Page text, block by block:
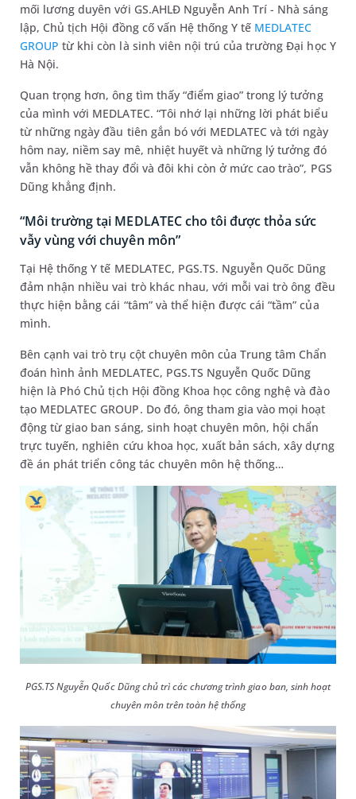
mối lương duyên với GS.AHLĐ Nguyễn Anh Trí - Nhà sáng
lập, Chủ tịch Hội đồng cố vấn Hệ thống Y tế MEDLATEC
GROUP từ khi còn là sinh viên nội trú của trường Đại học Y
Hà Nội.
Quan trọng hơn, ông tìm thấy “điểm giao” trong lý tưởng
của mình với MEDLATEC. “Tôi nhớ lại những lời phát biểu
từ những ngày đầu tiên gắn bó với MEDLATEC và tới ngày
hôm nay, niềm say mê, nhiệt huyết và những lý tưởng đó
vẫn không hề thay đổi và đôi khi còn ở mức cao trào”, PGS
Dũng khẳng định.
“Môi trường tại MEDLATEC cho tôi được thỏa sức
vẫy vùng với chuyên môn”
Tại Hệ thống Y tế MEDLATEC, PGS.TS. Nguyễn Quốc Dũng
đảm nhận nhiều vai trò khác nhau, với mỗi vai trò ông đều
thực hiện bằng cái “tâm” và thể hiện được cái “tầm” của
mình.
Bên cạnh vai trò trụ cột chuyên môn của Trung tâm Chẩn
đoán hình ảnh MEDLATEC, PGS.TS Nguyễn Quốc Dũng
hiện là Phó Chủ tịch Hội đồng Khoa học công nghệ và đào
tạo MEDLATEC GROUP. Do đó, ông tham gia vào mọi hoạt
động từ giao ban sáng, sinh hoạt chuyên môn, hội chẩn
trực tuyến, nghiên cứu khoa học, xuất bản sách, xây dựng
đề án phát triển công tác chuyên môn hệ thống…
PGS.TS Nguyễn Quốc Dũng chủ trì các chương trình giao ban, sinh hoạt
chuyên môn trên toàn hệ thống